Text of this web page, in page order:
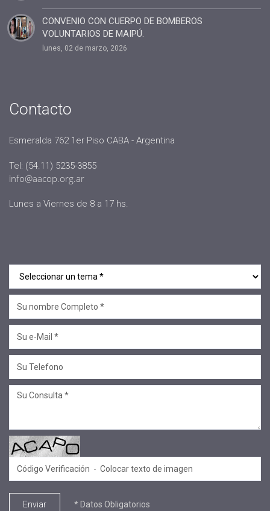
CONVENIO CON CUERPO DE BOMBEROS
VOLUNTARIOS DE MAIPÚ.
lunes, 02 de marzo, 2026
Contacto
Esmeralda 762 1er Piso CABA - Argentina
Tel: (54.11) 5235-3855
info@aacop.org.ar
Lunes a Viernes de 8 a 17 hs.
Enviar * Datos Obligatorios